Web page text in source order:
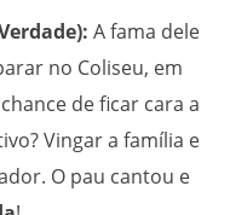
A fama dele
no Coliseu, em
de ficar cara a
Vingar a família e
O pau cantou e